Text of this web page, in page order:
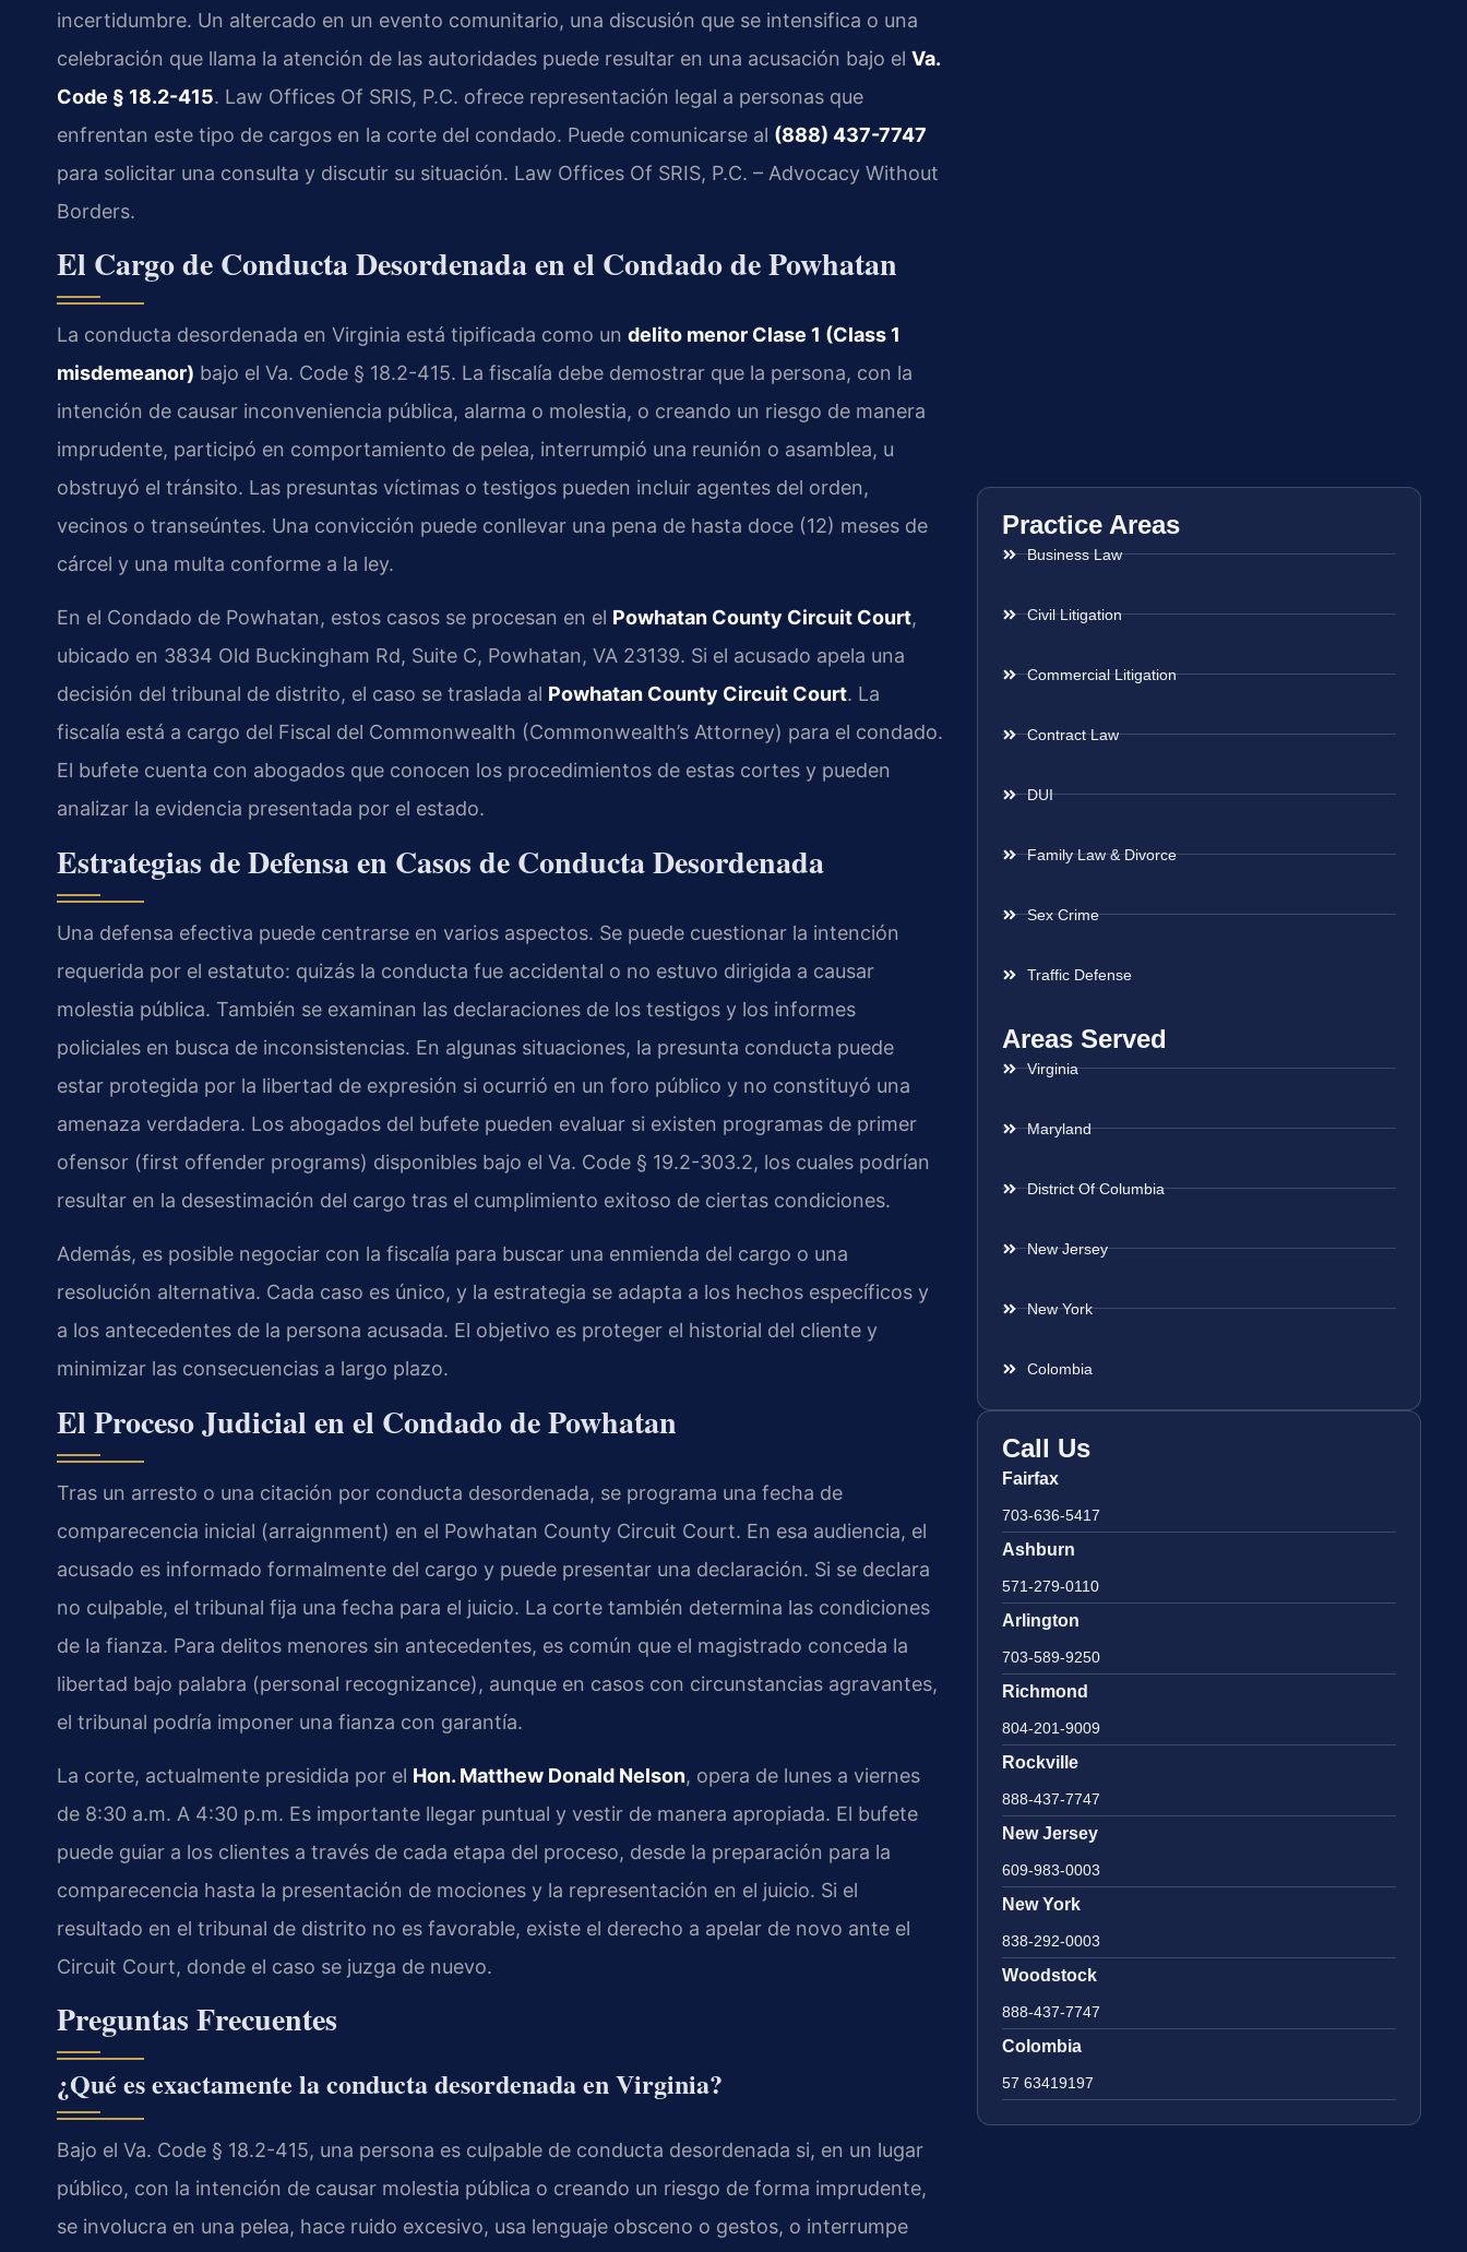
incertidumbre. Un altercado en un evento comunitario, una discusión que se intensifica o una
celebración que llama la atención de las autoridades puede resultar en una acusación bajo el Va.
Code § 18.2-415. Law Offices Of SRIS, P.C. ofrece representación legal a personas que
enfrentan este tipo de cargos en la corte del condado. Puede comunicarse al (888) 437-7747
para solicitar una consulta y discutir su situación. Law Offices Of SRIS, P.C. – Advocacy Without
Borders.
El Cargo de Conducta Desordenada en el Condado de Powhatan
La conducta desordenada en Virginia está tipificada como un delito menor Clase 1 (Class 1
misdemeanor) bajo el Va. Code § 18.2-415. La fiscalía debe demostrar que la persona, con la
intención de causar inconveniencia pública, alarma o molestia, o creando un riesgo de manera
imprudente, participó en comportamiento de pelea, interrumpió una reunión o asamblea, u
obstruyó el tránsito. Las presuntas víctimas o testigos pueden incluir agentes del orden,
vecinos o transeúntes. Una convicción puede conllevar una pena de hasta doce (12) meses de
cárcel y una multa conforme a la ley.
En el Condado de Powhatan, estos casos se procesan en el Powhatan County Circuit Court,
ubicado en 3834 Old Buckingham Rd, Suite C, Powhatan, VA 23139. Si el acusado apela una
decisión del tribunal de distrito, el caso se traslada al Powhatan County Circuit Court. La
fiscalía está a cargo del Fiscal del Commonwealth (Commonwealth’s Attorney) para el condado.
El bufete cuenta con abogados que conocen los procedimientos de estas cortes y pueden
analizar la evidencia presentada por el estado.
Estrategias de Defensa en Casos de Conducta Desordenada
Una defensa efectiva puede centrarse en varios aspectos. Se puede cuestionar la intención
requerida por el estatuto: quizás la conducta fue accidental o no estuvo dirigida a causar
molestia pública. También se examinan las declaraciones de los testigos y los informes
policiales en busca de inconsistencias. En algunas situaciones, la presunta conducta puede
estar protegida por la libertad de expresión si ocurrió en un foro público y no constituyó una
amenaza verdadera. Los abogados del bufete pueden evaluar si existen programas de primer
ofensor (first offender programs) disponibles bajo el Va. Code § 19.2-303.2, los cuales podrían
resultar en la desestimación del cargo tras el cumplimiento exitoso de ciertas condiciones.
Además, es posible negociar con la fiscalía para buscar una enmienda del cargo o una
resolución alternativa. Cada caso es único, y la estrategia se adapta a los hechos específicos y
a los antecedentes de la persona acusada. El objetivo es proteger el historial del cliente y
minimizar las consecuencias a largo plazo.
El Proceso Judicial en el Condado de Powhatan
Tras un arresto o una citación por conducta desordenada, se programa una fecha de
comparecencia inicial (arraignment) en el Powhatan County Circuit Court. En esa audiencia, el
acusado es informado formalmente del cargo y puede presentar una declaración. Si se declara
no culpable, el tribunal fija una fecha para el juicio. La corte también determina las condiciones
de la fianza. Para delitos menores sin antecedentes, es común que el magistrado conceda la
libertad bajo palabra (personal recognizance), aunque en casos con circunstancias agravantes,
el tribunal podría imponer una fianza con garantía.
La corte, actualmente presidida por el Hon. Matthew Donald Nelson, opera de lunes a viernes
de 8:30 a.m. A 4:30 p.m. Es importante llegar puntual y vestir de manera apropiada. El bufete
puede guiar a los clientes a través de cada etapa del proceso, desde la preparación para la
comparecencia hasta la presentación de mociones y la representación en el juicio. Si el
resultado en el tribunal de distrito no es favorable, existe el derecho a apelar de novo ante el
Circuit Court, donde el caso se juzga de nuevo.
Preguntas Frecuentes
¿Qué es exactamente la conducta desordenada en Virginia?
Bajo el Va. Code § 18.2-415, una persona es culpable de conducta desordenada si, en un lugar
público, con la intención de causar molestia pública o creando un riesgo de forma imprudente,
se involucra en una pelea, hace ruido excesivo, usa lenguaje obsceno o gestos, o interrumpe
Practice Areas
Business Law
Civil Litigation
Commercial Litigation
Contract Law
DUI
Family Law & Divorce
Sex Crime
Traffic Defense
Areas Served
Virginia
Maryland
District Of Columbia
New Jersey
New York
Colombia
Call Us
Fairfax
703-636-5417
Ashburn
571-279-0110
Arlington
703-589-9250
Richmond
804-201-9009
Rockville
888-437-7747
New Jersey
609-983-0003
New York
838-292-0003
Woodstock
888-437-7747
Colombia
57 63419197